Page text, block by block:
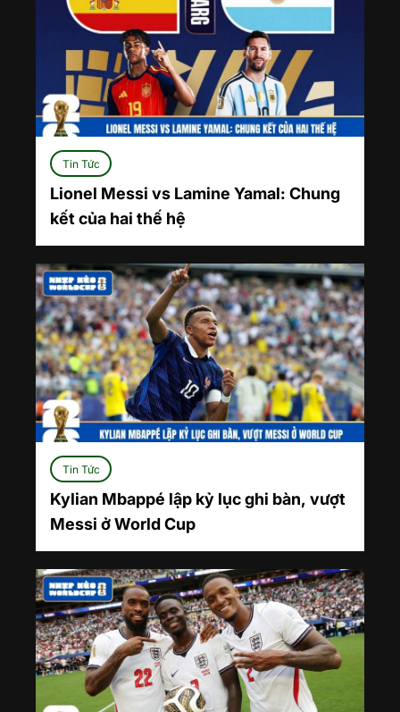
Tin Tức
Lionel Messi vs Lamine Yamal: Chung
kết của hai thế hệ
Tin Tức
Kylian Mbappé lập kỷ lục ghi bàn, vượt
Messi ở World Cup